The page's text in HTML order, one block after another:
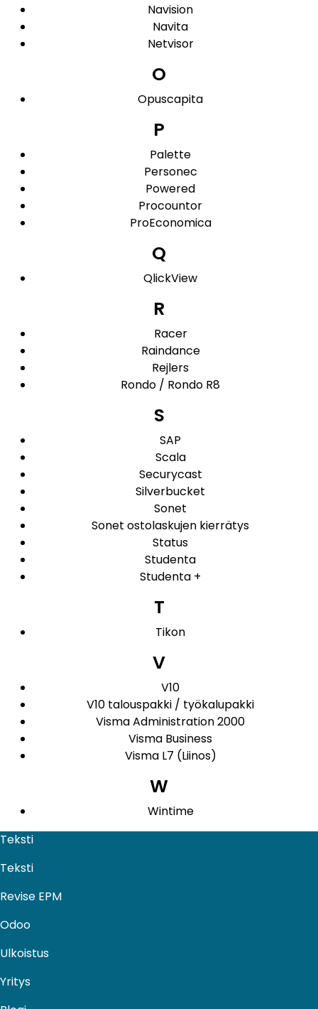
Navision
Navita
Netvisor
O
Opuscapita
P
Palette
Personec
Powered
Procountor
ProEconomica
Q
QlickView
R
Racer
Raindance
Rejlers
Rondo / Rondo R8
S
SAP
Scala
Securycast
Silverbucket
Sonet
Sonet ostolaskujen kierrätys
Status
Studenta
Studenta +
T
Tikon
V
V10
V10 talouspakki / työkalupakki
Visma Administration 2000
Visma Business
Visma L7 (Liinos)
W
Wintime
Teksti
Teksti
Revise EPM
Odoo
Ulkoistus​
Yritys